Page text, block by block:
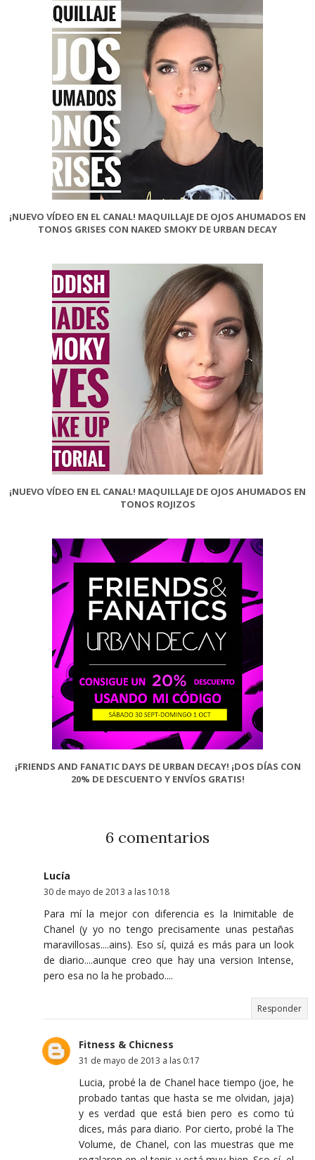
¡NUEVO VÍDEO EN EL CANAL! MAQUILLAJE DE OJOS AHUMADOS EN
TONOS GRISES CON NAKED SMOKY DE URBAN DECAY
¡NUEVO VÍDEO EN EL CANAL! MAQUILLAJE DE OJOS AHUMADOS EN
TONOS ROJIZOS
¡FRIENDS AND FANATIC DAYS DE URBAN DECAY! ¡DOS DÍAS CON
20% DE DESCUENTO Y ENVÍOS GRATIS!
6 comentarios
Lucía
30 de mayo de 2013 a las 10:18
Para mí la mejor con diferencia es la Inimitable de
Chanel (y yo no tengo precisamente unas pestañas
maravillosas....ains). Eso sí, quizá es más para un look
de diario....aunque creo que hay una version Intense,
pero esa no la he probado....
Responder
Fitness & Chicness
31 de mayo de 2013 a las 0:17
Lucia, probé la de Chanel hace tiempo (joe, he
probado tantas que hasta se me olvidan, jaja)
y es verdad que está bien pero es como tú
dices, más para diario. Por cierto, probé la The
Volume, de Chanel, con las muestras que me